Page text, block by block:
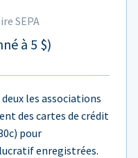
SEPA
à 5 $)
les associations
des cartes de crédit
pour
enregistrées.